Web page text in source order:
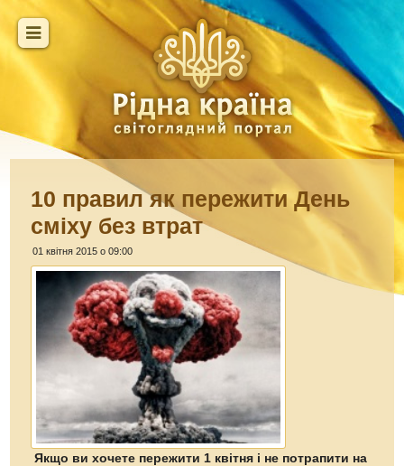
10 правил як пережити День
сміху без втрат
01 квітня 2015 о 09:00
Якщо ви хочете пережити 1 квітня і не потрапити на